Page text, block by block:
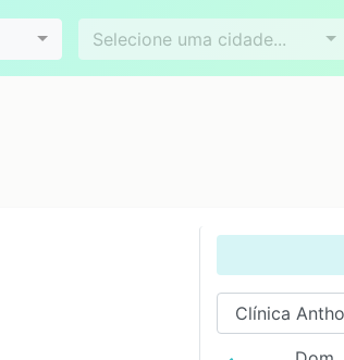
Selecione uma cidade...
Videoconferência